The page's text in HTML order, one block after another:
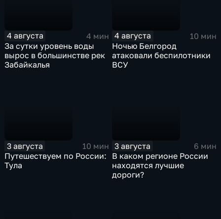
4 августа
4 мин
За сутки уровень воды
вырос в большинстве рек
Забайкалья
4 августа
10 мин
Ночью Белгород
атаковали беспилотники
ВСУ
3 августа
10 мин
Путешествуем по России:
Тула
3 августа
6 мин
В каком регионе России
находятся лучшие
дороги?